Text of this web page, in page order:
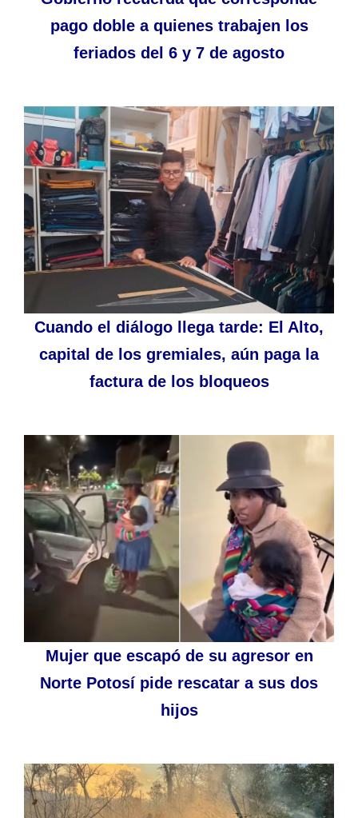
pago doble a quienes trabajen los
feriados del 6 y 7 de agosto
Cuando el diálogo llega tarde: El Alto,
capital de los gremiales, aún paga la
factura de los bloqueos
Mujer que escapó de su agresor en
Norte Potosí pide rescatar a sus dos
hijos